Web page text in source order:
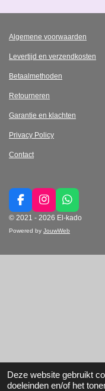
Deze website gebruikt
doeleinden en/of het
Algemene voorwaarden
Levertijd en verzendkosten
Betaalmethoden
Retourneren
Garantie en klachten
Privacy Policy
Contact
F
a
e
o
I
n
t
g
W
h
t
A
© 2021 - 2026 El-kado
Powered by JouwWeb